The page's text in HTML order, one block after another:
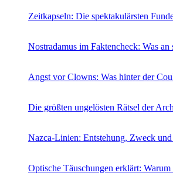
Zeitkapseln: Die spektakulärsten
Nostradamus im Faktencheck: Was
Angst vor Clowns: Was hinter der
Die größten ungelösten Rätsel der
Nazca-Linien: Entstehung, Zweck
Optische Täuschungen erklärt: